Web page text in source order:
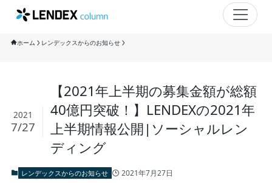
ホーム レンデックスからのお知らせ
【2021年上半期の募集金額が総額
40億円突破！】LENDEXの2021年
上半期情報公開|ソーシャルレン
ディング
2021
7/27
レンデックスからのお知らせ 2021年7月27日